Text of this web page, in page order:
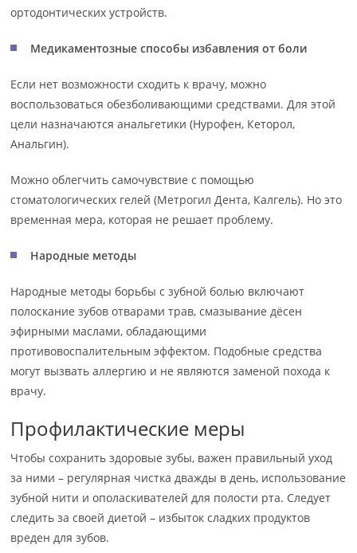
ортодонтических устройств.
Медикаментозные способы избавления от боли
Если нет возможности сходить к врачу, можно
воспользоваться обезболивающими средствами. Для этой
цели назначаются анальгетики (Нурофен, Кеторол,
Анальгин).
Можно облегчить самочувствие с помощью
стоматологических гелей (Метрогил Дента, Калгель). Но это
временная мера, которая не решает проблему.
Народные методы
Народные методы борьбы с зубной болью включают
полоскание зубов отварами трав, смазывание дёсен
эфирными маслами, обладающими
противовоспалительным эффектом. Подобные средства
могут вызвать аллергию и не являются заменой похода к
врачу.
Профилактические меры
Чтобы сохранить здоровые зубы, важен правильный уход
за ними – регулярная чистка дважды в день, использование
зубной нити и ополаскивателей для полости рта. Следует
следить за своей диетой – избыток сладких продуктов
вреден для зубов.